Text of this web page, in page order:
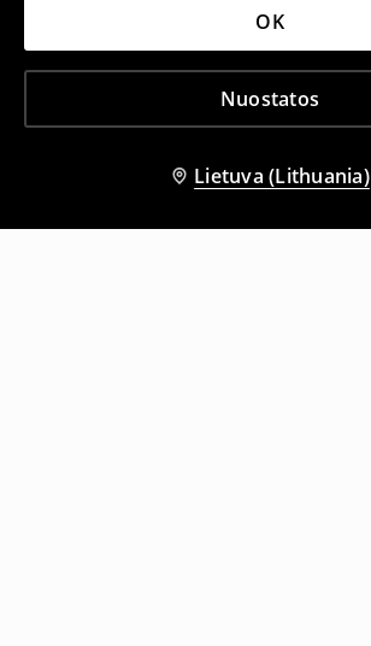
Nuostatos
OK
Lietuva (Lithuania)